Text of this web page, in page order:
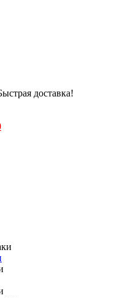
доставка!